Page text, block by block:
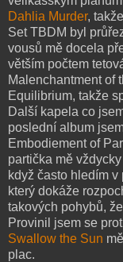
Dahlia Murder,
Set TBDM byl
vousů mě docela
větším počtem
Malenchantment of
Equilibrium, takže
Další kapela co
poslední album
Embodiement of
partička mě
když často hledím
který dokáže
takových pohybů,
Provinil jsem se
Swallow the Sun
plac.